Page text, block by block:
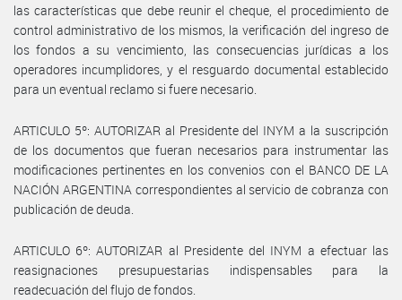
las características que debe reunir el cheque, el procedimiento de
control administrativo de los mismos, la verificación del ingreso de
los fondos a su vencimiento, las consecuencias jurídicas a los
operadores incumplidores, y el resguardo documental establecido
para un eventual reclamo si fuere necesario.
ARTICULO 5º: AUTORIZAR al Presidente del INYM a la suscripción
de los documentos que fueran necesarios para instrumentar las
modificaciones pertinentes en los convenios con el BANCO DE LA
NACIÓN ARGENTINA correspondientes al servicio de cobranza con
publicación de deuda.
ARTICULO 6º: AUTORIZAR al Presidente del INYM a efectuar las
reasignaciones presupuestarias indispensables para la
readecuación del flujo de fondos.